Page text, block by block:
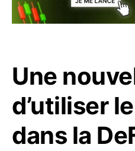
Une
d’utiliser
dans la